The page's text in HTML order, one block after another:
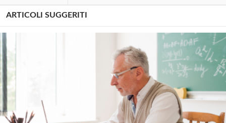
ARTICOLI SUGGERITI